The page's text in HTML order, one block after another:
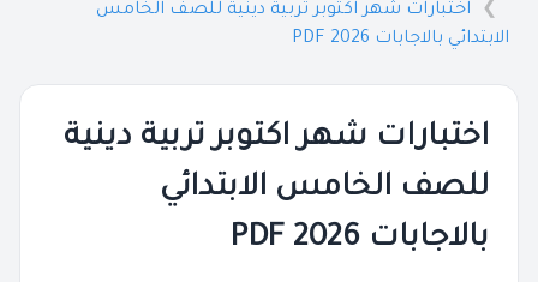
اختبارات شهر اكتوبر تربية دينية للصف الخامس
الابتدائي بالاجابات 2026 PDF
اختبارات شهر اكتوبر تربية دينية
للصف الخامس الابتدائي
بالاجابات 2026 PDF